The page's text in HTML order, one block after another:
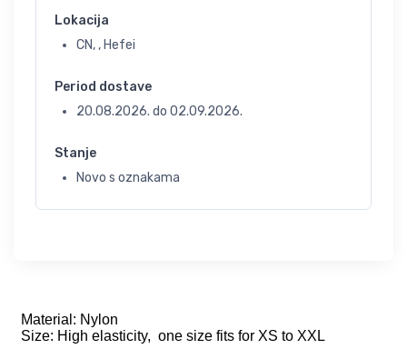
Lokacija
CN, , Hefei
Period dostave
20.08.2026. do 02.09.2026.
Stanje
Novo s oznakama